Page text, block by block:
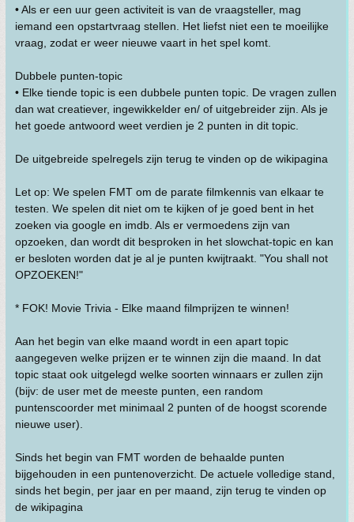
• Als er een uur geen activiteit is van de vraagsteller, mag
iemand een opstartvraag stellen. Het liefst niet een te moeilijke
vraag, zodat er weer nieuwe vaart in het spel komt.
Dubbele punten-topic
• Elke tiende topic is een dubbele punten topic. De vragen zullen
dan wat creatiever, ingewikkelder en/ of uitgebreider zijn. Als je
het goede antwoord weet verdien je 2 punten in dit topic.
De uitgebreide spelregels zijn terug te vinden op de wikipagina
Let op: We spelen FMT om de parate filmkennis van elkaar te
testen. We spelen dit niet om te kijken of je goed bent in het
zoeken via google en imdb. Als er vermoedens zijn van
opzoeken, dan wordt dit besproken in het slowchat-topic en kan
er besloten worden dat je al je punten kwijtraakt. "You shall not
OPZOEKEN!"
* FOK! Movie Trivia - Elke maand filmprijzen te winnen!
Aan het begin van elke maand wordt in een apart topic
aangegeven welke prijzen er te winnen zijn die maand. In dat
topic staat ook uitgelegd welke soorten winnaars er zullen zijn
(bijv: de user met de meeste punten, een random
puntenscoorder met minimaal 2 punten of de hoogst scorende
nieuwe user).
Sinds het begin van FMT worden de behaalde punten
bijgehouden in een puntenoverzicht. De actuele volledige stand,
sinds het begin, per jaar en per maand, zijn terug te vinden op
de wikipagina